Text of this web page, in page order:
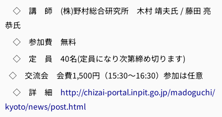
◇ 講 師 (株)野村総合研究所 木村 靖夫氏 / 藤田 亮
恭氏
◇ 参加費 無料
◇ 定 員 40名(定員になり次第締め切ります)
◇ 交流会 会費1,500円（15:30～16:30）参加は任意
◇ 詳 細 http://chizai-portal.inpit.go.jp/madoguchi/
kyoto/news/post.html